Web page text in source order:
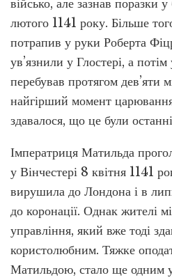
військо, але зазнав поразки
лютого 1141 року. Більше
потрапив у руки Роберта
ув’язнили у Глостері, а
перебував протягом дев’яти
найгірший момент
здавалося, що це були
Імператриця Матильда
у Вінчестері 8 квітня 1141
вирушила до Лондона і в
до коронації. Однак жителі
управління, який вже тоді
користолюбним. Тяжке
Матильдою, стало ще одним